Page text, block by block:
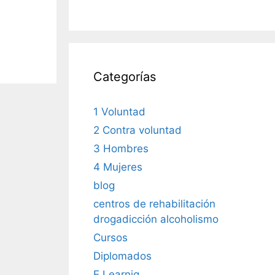
Categorías
1 Voluntad
2 Contra voluntad
3 Hombres
4 Mujeres
blog
centros de rehabilitación
drogadicción alcoholismo
Cursos
Diplomados